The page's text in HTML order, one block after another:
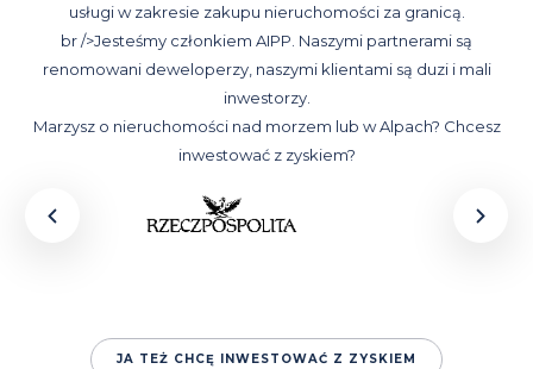
usługi w zakresie zakupu nieruchomości za granicą.
br />Jesteśmy członkiem AIPP. Naszymi partnerami są
renomowani deweloperzy, naszymi klientami są duzi i mali
inwestorzy.
Marzysz o nieruchomości nad morzem lub w Alpach? Chcesz
inwestować z zyskiem?
JA TEŻ CHCĘ INWESTOWAĆ Z ZYSKIEM